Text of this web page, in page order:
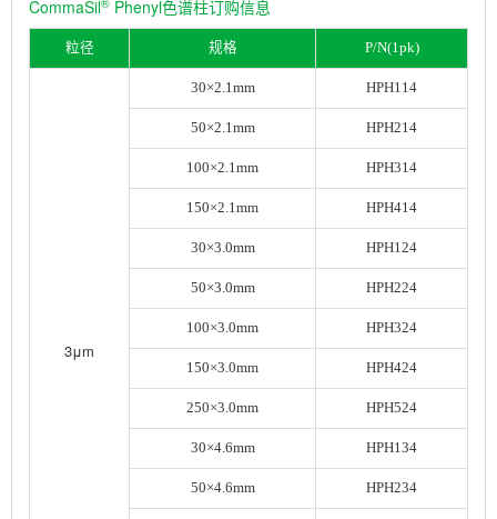
CommaSil Phenyl色谱柱订购信息
粒径 规格 P/N(1pk)
3μm
30×2.1mm HPH114
50×2.1mm HPH214
100×2.1mm HPH314
150×2.1mm HPH414
30×3.0mm HPH124
50×3.0mm HPH224
100×3.0mm HPH324
150×3.0mm HPH424
250×3.0mm HPH524
30×4.6mm HPH134
50×4.6mm HPH234